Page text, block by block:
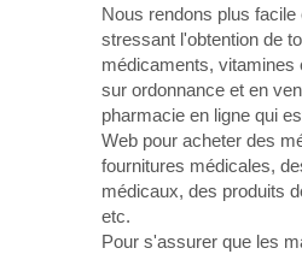
Nous rendons plus facile
stressant l'obtention de
médicaments, vitamines
sur ordonnance et en
pharmacie en ligne qui
Web pour acheter des
fournitures médicales,
médicaux, des produits
etc.
Pour s'assurer que les